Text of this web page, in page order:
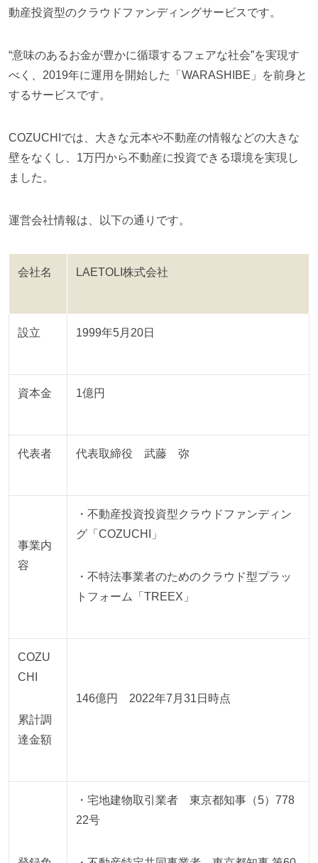
動産投資型のクラウドファンディングサービス です。
“意味のあるお金が豊かに循環するフェアな社会”を実現す
べく、2019年に運用を開始した「WARASHIBE」を前身と
するサービスです。
COZUCHIでは、大きな元本や不動産の情報などの大きな
壁をなくし、1万円から不動産に投資できる環境を実現し
ました。
運営会社情報は、以下の通りです。
会社名 LAETOLI株式会社
設立 1999年5月20日
資本金 1億円
代表者 代表取締役 武藤 弥
事業内
容
・不動産投資投資型クラウドファンディン
グ「COZUCHI」
・不特法事業者のためのクラウド型プラッ
トフォーム「TREEX」
COZU
CHI
累計調
達金額
146億円 2022年7月31日時点
・宅地建物取引業者 東京都知事（5）778
22号